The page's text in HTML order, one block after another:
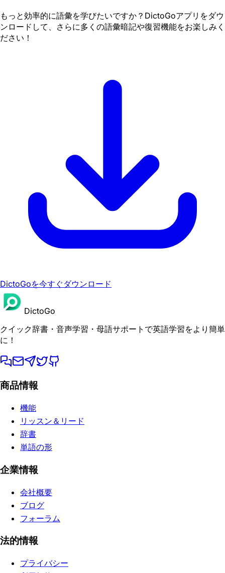
もっと効率的に語彙を学びたいですか？DictoGoアプリをダウ
ンロードして、さらに多くの語彙暗記や復習機能をお楽しみく
ださい！
DictoGoを今すぐダウンロード
DictoGo
クイック辞書・音声学習・母語サポートで英語学習をより簡単
に！
商品情報
機能
リッスン＆リード
辞書
単語の形
企業情報
会社概要
ブログ
フォーラム
法的情報
プライバシー